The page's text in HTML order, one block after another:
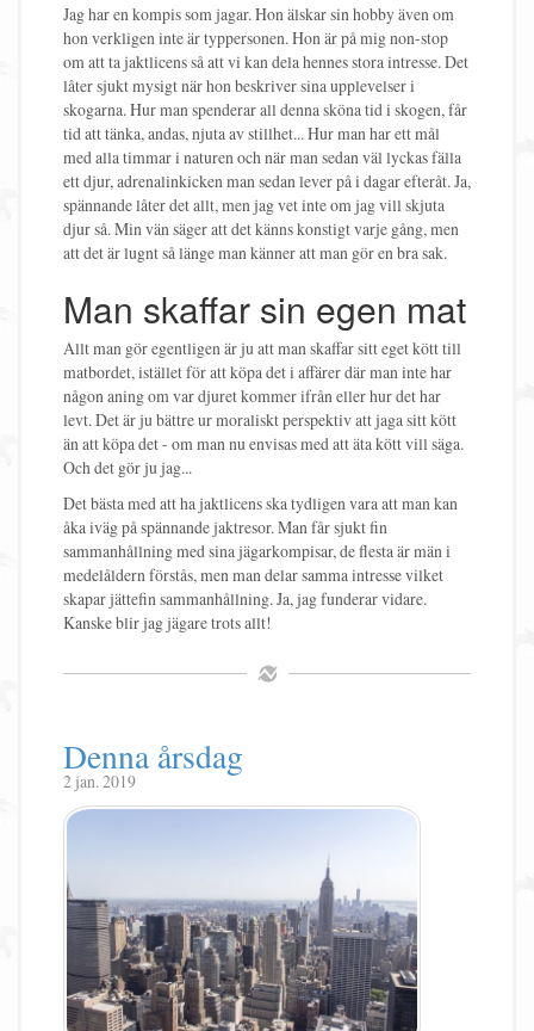
Jag har en kompis som jagar. Hon älskar sin hobby även om
hon verkligen inte är typpersonen. Hon är på mig non-stop
om att ta jaktlicens så att vi kan dela hennes stora intresse. Det
låter sjukt mysigt när hon beskriver sina upplevelser i
skogarna. Hur man spenderar all denna sköna tid i skogen, får
tid att tänka, andas, njuta av stillhet... Hur man har ett mål
med alla timmar i naturen och när man sedan väl lyckas fälla
ett djur, adrenalinkicken man sedan lever på i dagar efteråt. Ja,
spännande låter det allt, men jag vet inte om jag vill skjuta
djur så. Min vän säger att det känns konstigt varje gång, men
att det är lugnt så länge man känner att man gör en bra sak.
Man skaffar sin egen mat
Allt man gör egentligen är ju att man skaffar sitt eget kött till
matbordet, istället för att köpa det i affärer där man inte har
någon aning om var djuret kommer ifrån eller hur det har
levt. Det är ju bättre ur moraliskt perspektiv att jaga sitt kött
än att köpa det - om man nu envisas med att äta kött vill säga.
Och det gör ju jag...
Det bästa med att ha jaktlicens ska tydligen vara att man kan
åka iväg på spännande jaktresor. Man får sjukt fin
sammanhållning med sina jägarkompisar, de flesta är män i
medelåldern förstås, men man delar samma intresse vilket
skapar jättefin sammanhållning. Ja, jag funderar vidare.
Kanske blir jag jägare trots allt!
Denna årsdag
2 jan. 2019